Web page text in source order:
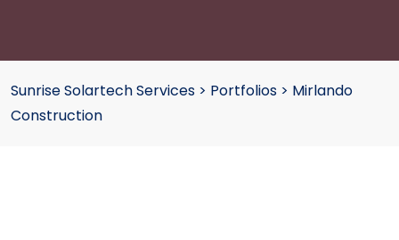
Sunrise Solartech Services > Portfolios > Mirlando
Construction